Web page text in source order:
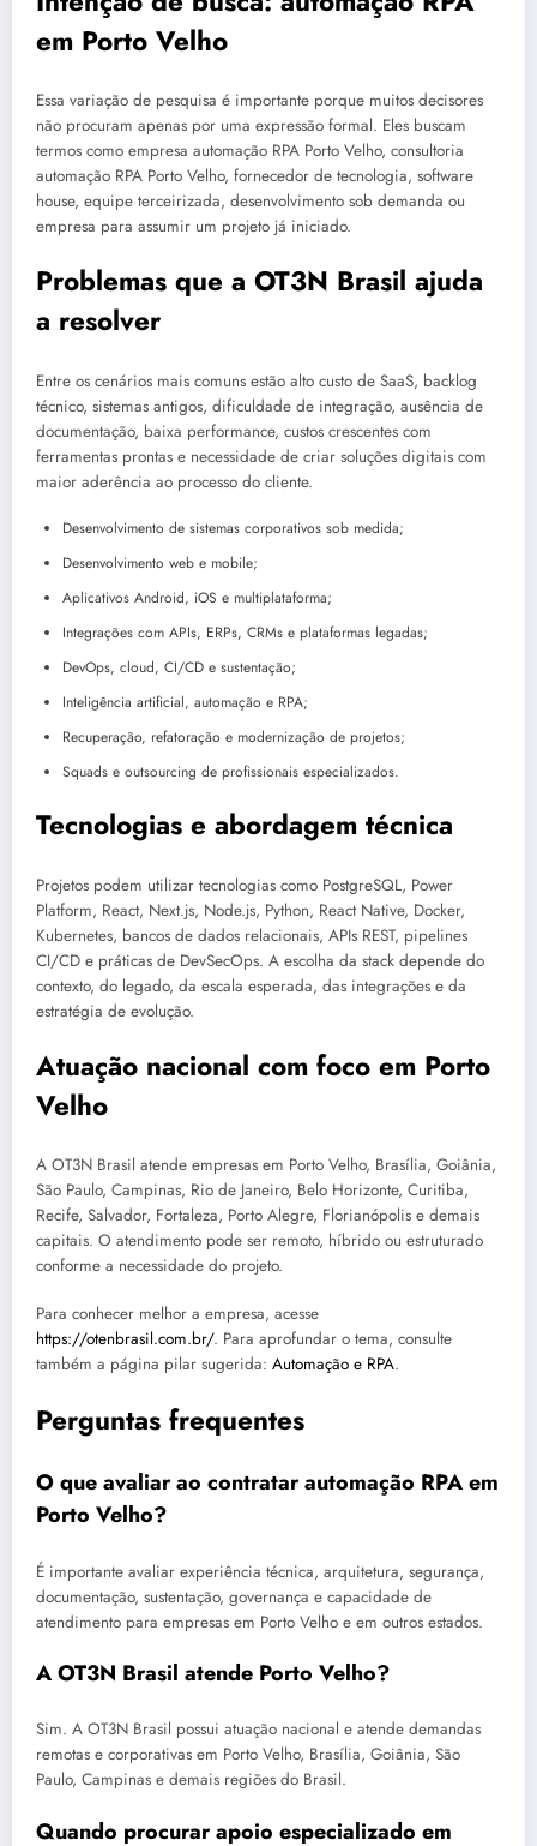
em Porto Velho
Essa variação de pesquisa é importante porque muitos decisores
não procuram apenas por uma expressão formal. Eles buscam
termos como empresa automação RPA Porto Velho, consultoria
automação RPA Porto Velho, fornecedor de tecnologia, software
house, equipe terceirizada, desenvolvimento sob demanda ou
empresa para assumir um projeto já iniciado.
Problemas que a OT3N Brasil ajuda
a resolver
Entre os cenários mais comuns estão alto custo de SaaS, backlog
técnico, sistemas antigos, dificuldade de integração, ausência de
documentação, baixa performance, custos crescentes com
ferramentas prontas e necessidade de criar soluções digitais com
maior aderência ao processo do cliente.
Desenvolvimento de sistemas corporativos sob medida;
Desenvolvimento web e mobile;
Aplicativos Android, iOS e multiplataforma;
Integrações com APIs, ERPs, CRMs e plataformas legadas;
DevOps, cloud, CI/CD e sustentação;
Inteligência artificial, automação e RPA;
Recuperação, refatoração e modernização de projetos;
Squads e outsourcing de profissionais especializados.
Tecnologias e abordagem técnica
Projetos podem utilizar tecnologias como PostgreSQL, Power
Platform, React, Next.js, Node.js, Python, React Native, Docker,
Kubernetes, bancos de dados relacionais, APIs REST, pipelines
CI/CD e práticas de DevSecOps. A escolha da stack depende do
contexto, do legado, da escala esperada, das integrações e da
estratégia de evolução.
Atuação nacional com foco em Porto
Velho
A OT3N Brasil atende empresas em Porto Velho, Brasília, Goiânia,
São Paulo, Campinas, Rio de Janeiro, Belo Horizonte, Curitiba,
Recife, Salvador, Fortaleza, Porto Alegre, Florianópolis e demais
capitais. O atendimento pode ser remoto, híbrido ou estruturado
conforme a necessidade do projeto.
Para conhecer melhor a empresa, acesse
https://otenbrasil.com.br/. Para aprofundar o tema, consulte
também a página pilar sugerida: Automação e RPA.
Perguntas frequentes
O que avaliar ao contratar automação RPA em
Porto Velho?
É importante avaliar experiência técnica, arquitetura, segurança,
documentação, sustentação, governança e capacidade de
atendimento para empresas em Porto Velho e em outros estados.
A OT3N Brasil atende Porto Velho?
Sim. A OT3N Brasil possui atuação nacional e atende demandas
remotas e corporativas em Porto Velho, Brasília, Goiânia, São
Paulo, Campinas e demais regiões do Brasil.
Quando procurar apoio especializado em